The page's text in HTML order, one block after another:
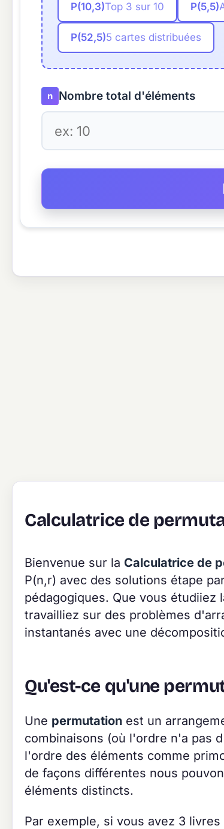
P(10,3)Top 3 sur 10 P(5,5)
P(52,5)5 cartes distribuées
n Nombre total d'éléments
Calculatrice de
Bienvenue sur la Calculatrice de
P(n,r) avec des solutions étape
pédagogiques. Que vous
travailliez sur des problèmes
instantanés avec une
Qu'est-ce qu'une
Une permutation est un
combinaisons (où l'ordre n'a pas
l'ordre des éléments comme
de façons différentes nous
éléments distincts.
Par exemple, si vous avez 3